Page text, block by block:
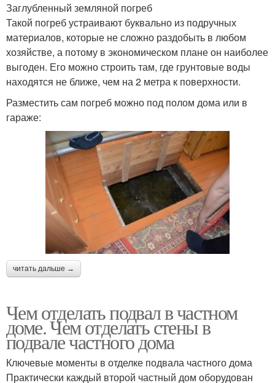
Заглубленный земляной погреб
Такой погреб устраивают буквально из подручных
материалов, которые не сложно раздобыть в любом
хозяйстве, а потому в экономическом плане он наиболее
выгоден. Его можно строить там, где грунтовые воды
находятся не ближе, чем на 2 метра к поверхности.
Разместить сам погреб можно под полом дома или в
гараже:
читать дальше →
Чем отделать подвал в частном
доме. Чем отделать стены в
подвале частного дома
Ключевые моменты в отделке подвала частного дома
Практически каждый второй частный дом оборудован